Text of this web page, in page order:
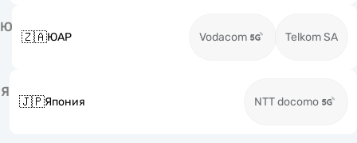
Ю
🇿🇦ЮАР Vodacom Telkom SA
Я
🇯🇵Япония NTT docomo